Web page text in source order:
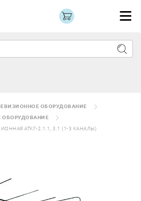
ОБОРУДОВАНИЕ
ОБОРУДОВАНИЕ
АТКГ-2.1.1, 3.1 (1-3 КАНАЛЫ)